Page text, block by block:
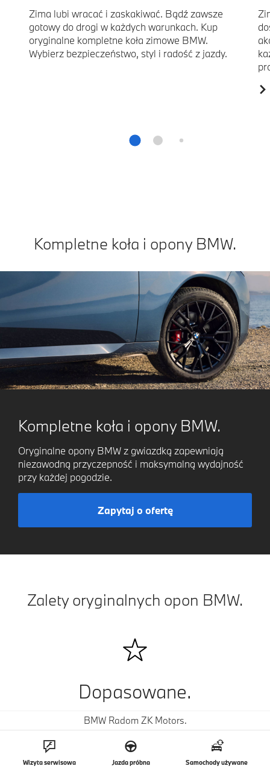
Zima lubi wracać i zaskakiwać. Bądź zawsze
gotowy do drogi w każdych warunkach. Kup
oryginalne kompletne koła zimowe BMW.
Wybierz bezpieczeństwo, styl i radość z jazdy.
Kompletne koła i opony BMW.
Kompletne koła i opony BMW.
Oryginalne opony BMW z gwiazdką zapewniają
niezawodną przyczepność i maksymalną wydajność
przy każdej pogodzie.
Zapytaj o ofertę
Zalety oryginalnych opon BMW.
Dopasowane.
Opony z gwiazdką zapewniają optymalną dynamikę
jazdy i podkreślają wygląd każdego modelu BMW.
BMW Radom ZK Motors.
Wizyta serwisowa Jazda próbna Samochody używane